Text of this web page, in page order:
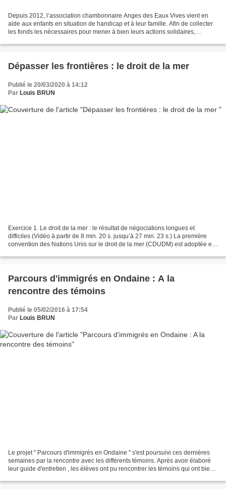
Depuis 2012, l’association chambonnaire Anges des Eaux Vives vient en
aide aux enfants en situation de handicap et à leur famille. Afin de collecter
les fonds les nécessaires pour mener à bien leurs actions solidaires,
Dépasser les frontières : le droit de la mer
Publié le 20/03/2020 à 14:12
Par Louis BRUN
Exercice 1. Le droit de la mer : le résultat de négociations longues et
difficiles (Vidéo à partir de 8 min. 20 s. jusqu’à 27 min. 23 s.) La première
convention des Nations Unis sur le droit de la mer (CDUDM) est adoptée en
Parcours d'immigrés en Ondaine : A la
rencontre des témoins
Publié le 05/02/2016 à 17:54
Par Louis BRUN
Le projet " Parcours d'immigrés en Ondaine " s'est poursuivi ces dernières
semaines par la rencontre avec les différents témoins. Après avoir élaboré
leur guide d'entretien , les élèves ont pu rencontrer les témoins qui ont bien